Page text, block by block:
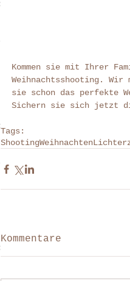
Kommen sie mit Ihrer
Weihnachtsshooting. Wir
sie schon das perfekte
Sichern sie sich jetzt
Tags:
ShootingWeihnachten
Kommentare